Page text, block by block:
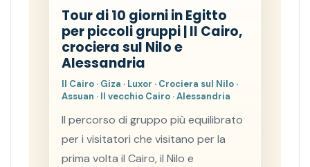
Tour di 10 giorni in Egitto
per piccoli gruppi | Il Cairo,
crociera sul Nilo e
Alessandria
Il Cairo · Giza · Luxor · Crociera sul Nilo ·
Assuan · Il vecchio Cairo · Alessandria
Il percorso di gruppo più equilibrato
per i visitatori che visitano per la
prima volta il Cairo, il Nilo e